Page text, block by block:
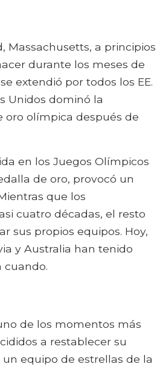
Massachusetts, a principios
durante los meses de
extendió por todos los EE.
Unidos dominó la
olímpica después de
en los Juegos Olímpicos
de oro, provocó un
que los
cuatro décadas, el resto
sus propios equipos. Hoy,
y Australia han tenido
cuando.
de los momentos más
a restablecer su
equipo de estrellas de la